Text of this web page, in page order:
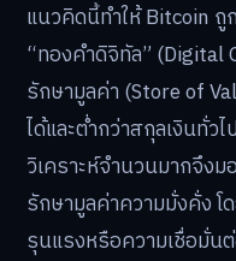
แนวคิดนี้ทำให้ Bitcoin ถู
“ทองคำดิจิทัล” (Digital
รักษามูลค่า (Store of
ได้และต่ำกว่าสกุลเงินทั่ว
วิเคราะห์จำนวนมากจึง
รักษามูลค่าความมั่งคั่ง โ
รุนแรงหรือความเชื่อมั่น